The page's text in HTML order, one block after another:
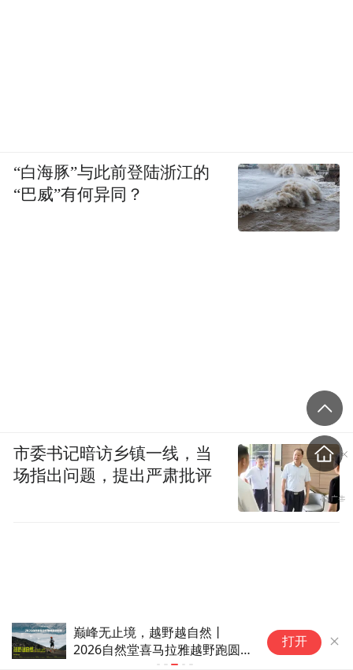
巅峰无止境，越野越自然丨
2026自然堂喜马拉雅越野跑圆
打开
“白海豚”与此前登陆浙江的
“巴威”有何异同？
市委书记暗访乡镇一线，当
场指出问题，提出严肃批评